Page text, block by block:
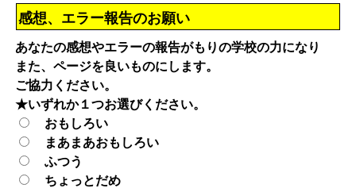
感想、エラー報告のお願い
あなたの感想やエラーの報告がもりの学校の力になり
また、ページを良いものにします。
ご協力ください。
★いずれか１つお選びください。
おもしろい
まあまあおもしろい
ふつう
ちょっとだめ